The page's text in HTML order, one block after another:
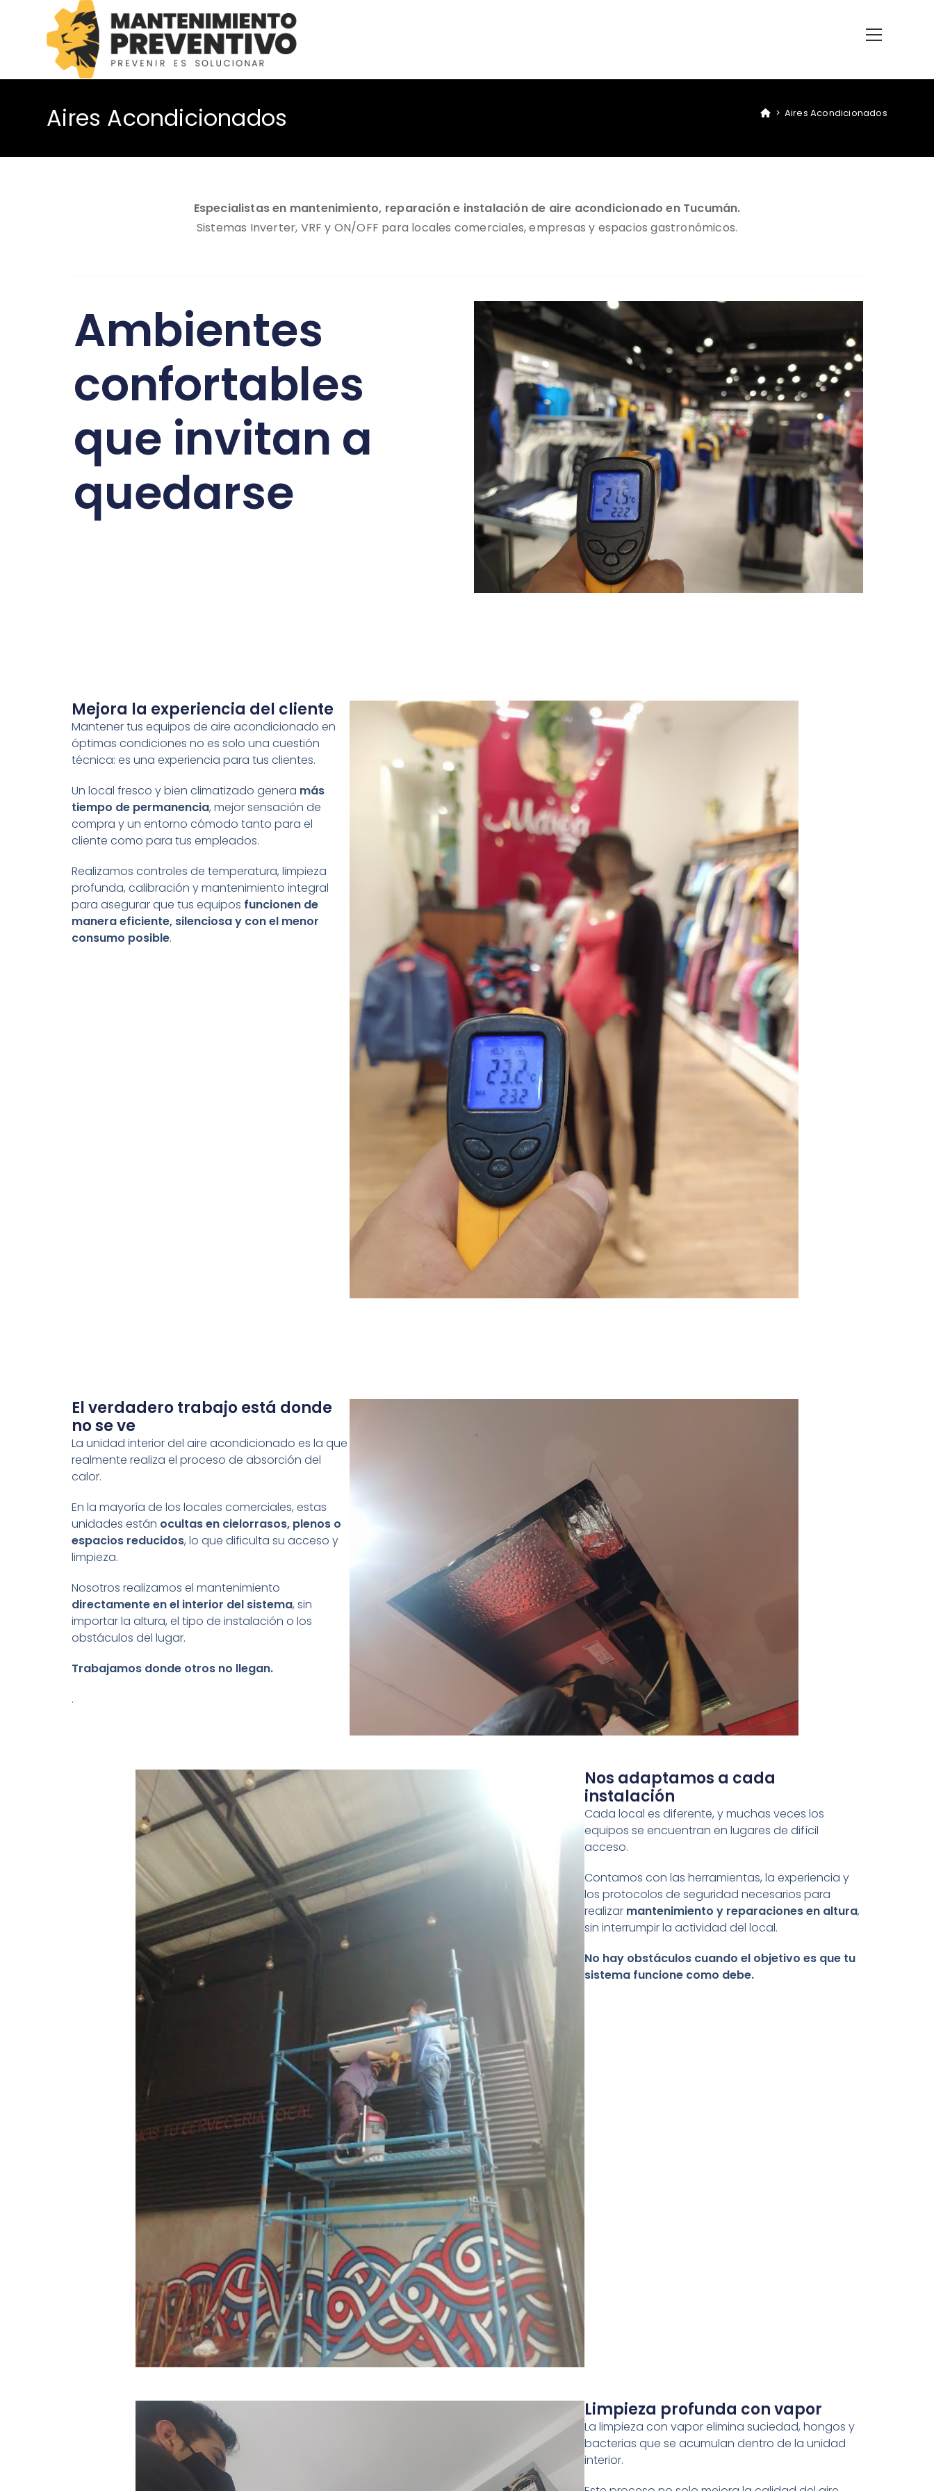
Aires Acondicionados > Aires Acondicionados
Especialistas en mantenimiento, reparación e instalación de aire acondicionado en Tucumán.
Sistemas Inverter, VRF y ON/OFF para locales comerciales, empresas y espacios gastronómicos.
Ambientes
confortables
que invitan a
quedarse
Mejora la experiencia del cliente
Mantener tus equipos de aire acondicionado en
óptimas condiciones no es solo una cuestión
técnica: es una experiencia para tus clientes.
Un local fresco y bien climatizado genera más
tiempo de permanencia, mejor sensación de
compra y un entorno cómodo tanto para el
cliente como para tus empleados.
Realizamos controles de temperatura, limpieza
profunda, calibración y mantenimiento integral
para asegurar que tus equipos funcionen de
manera eficiente, silenciosa y con el menor
consumo posible.
El verdadero trabajo está donde
no se ve
La unidad interior del aire acondicionado es la que
realmente realiza el proceso de absorción del
calor.
En la mayoría de los locales comerciales, estas
unidades están ocultas en cielorrasos, plenos o
espacios reducidos, lo que dificulta su acceso y
limpieza.
Nosotros realizamos el mantenimiento
directamente en el interior del sistema, sin
importar la altura, el tipo de instalación o los
obstáculos del lugar.
Trabajamos donde otros no llegan.
.
Nos adaptamos a cada
instalación
Cada local es diferente, y muchas veces los
equipos se encuentran en lugares de difícil
acceso.
Contamos con las herramientas, la experiencia y
los protocolos de seguridad necesarios para
realizar mantenimiento y reparaciones en altura,
sin interrumpir la actividad del local.
No hay obstáculos cuando el objetivo es que tu
sistema funcione como debe.
Limpieza profunda con vapor
La limpieza con vapor elimina suciedad, hongos y
bacterias que se acumulan dentro de la unidad
interior.